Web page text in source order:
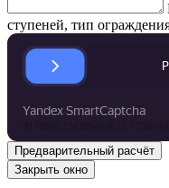
ступеней, тип
Закрыть окно